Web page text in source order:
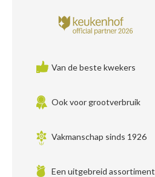
Van de beste kwekers
Ook voor grootverbruik
Vakmanschap sinds 1926
Een uitgebreid assortiment